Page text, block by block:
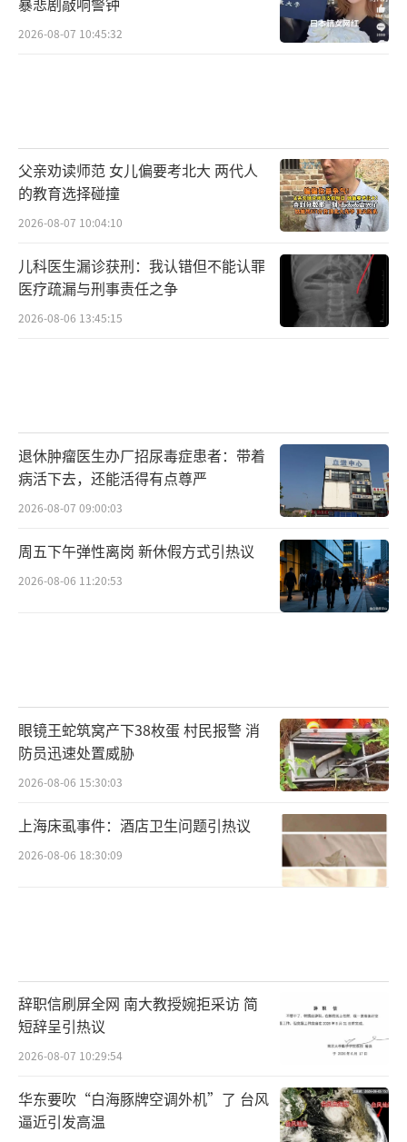
2026-08-07 10:45:32
父亲劝读师范 女儿偏要考北大 两代人
的教育选择碰撞
2026-08-07 10:04:10
儿科医生漏诊获刑：我认错但不能认罪
医疗疏漏与刑事责任之争
2026-08-06 13:45:15
退休肿瘤医生办厂招尿毒症患者：带着
病活下去，还能活得有点尊严
2026-08-07 09:00:03
周五下午弹性离岗 新休假方式引热议
2026-08-06 11:20:53
眼镜王蛇筑窝产下38枚蛋 村民报警 消
防员迅速处置威胁
2026-08-06 15:30:03
上海床虱事件：酒店卫生问题引热议
2026-08-06 18:30:09
辞职信刷屏全网 南大教授婉拒采访 简
短辞呈引热议
2026-08-07 10:29:54
华东要吹“白海豚牌空调外机”了 台风
逼近引发高温